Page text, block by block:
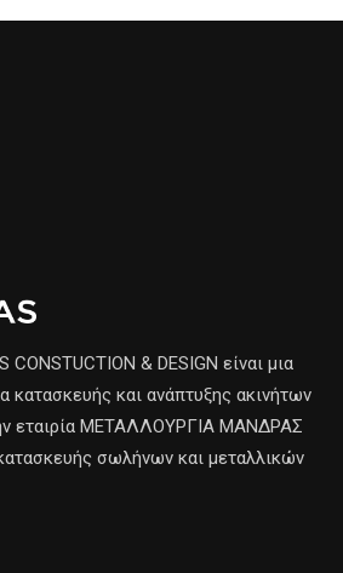
CONSTUCTION & DESIGN είναι μια
κατασκευής και ανάπτυξης ακινήτων
εταιρία ΜΕΤΑΛΛΟΥΡΓΙΑ ΜΑΝΔΡΑΣ
σωλήνων και μεταλλικών